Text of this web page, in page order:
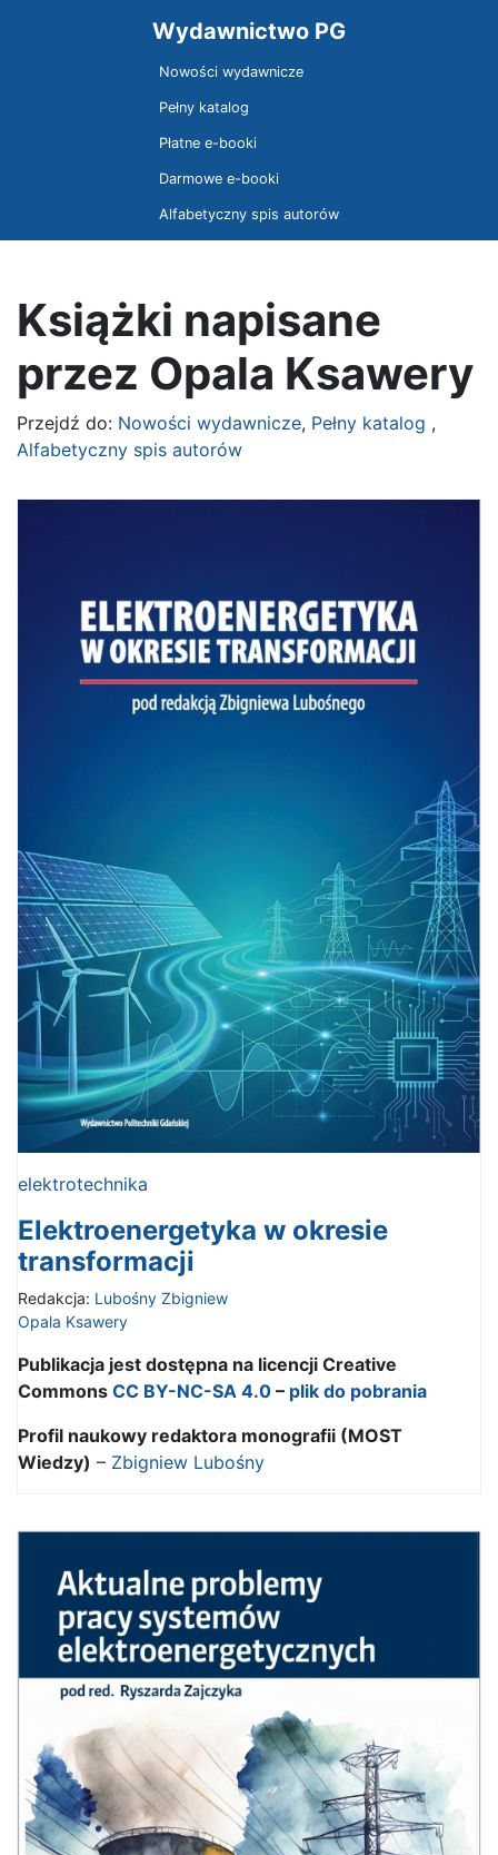
Wydawnictwo PG
Nowości wydawnicze
Pełny katalog
Płatne e-booki
Darmowe e-booki
Alfabetyczny spis autorów
Książki napisane
przez Opala Ksawery
Przejdź do: Nowości wydawnicze, Pełny katalog ,
Alfabetyczny spis autorów
elektrotechnika
Elektroenergetyka w okresie
transformacji
Redakcja: Lubośny Zbigniew
Opala Ksawery
Publikacja jest dostępna na licencji Creative
Commons CC BY-NC-SA 4.0 – plik do pobrania
Profil naukowy redaktora monografii (MOST
Wiedzy) – Zbigniew Lubośny